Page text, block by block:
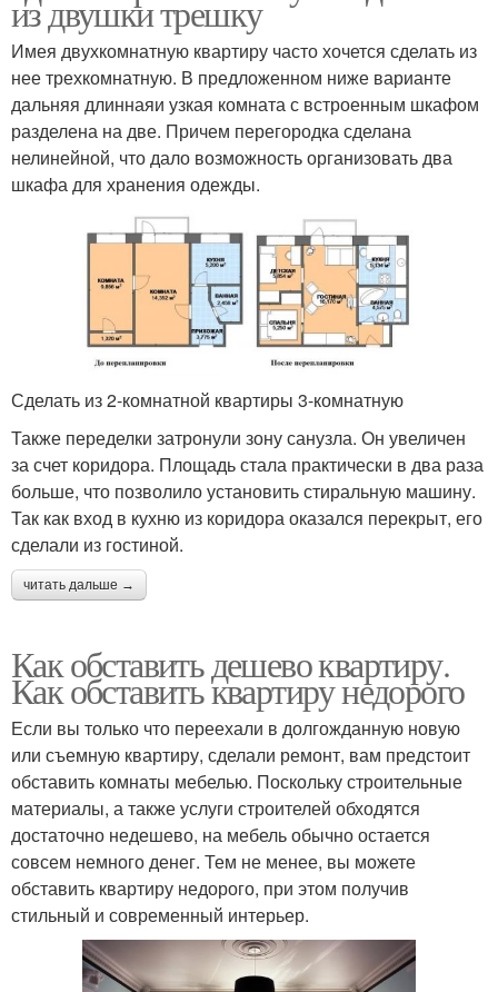
из двушки трешку
Имея двухкомнатную квартиру часто хочется сделать из
нее трехкомнатную. В предложенном ниже варианте
дальняя длиннаяи узкая комната с встроенным шкафом
разделена на две. Причем перегородка сделана
нелинейной, что дало возможность организовать два
шкафа для хранения одежды.
Сделать из 2-комнатной квартиры 3-комнатную
Также переделки затронули зону санузла. Он увеличен
за счет коридора. Площадь стала практически в два раза
больше, что позволило установить стиральную машину.
Так как вход в кухню из коридора оказался перекрыт, его
сделали из гостиной.
читать дальше →
Как обставить дешево квартиру.
Как обставить квартиру недорого
Если вы только что переехали в долгожданную новую
или съемную квартиру, сделали ремонт, вам предстоит
обставить комнаты мебелью. Поскольку строительные
материалы, а также услуги строителей обходятся
достаточно недешево, на мебель обычно остается
совсем немного денег. Тем не менее, вы можете
обставить квартиру недорого, при этом получив
стильный и современный интерьер.